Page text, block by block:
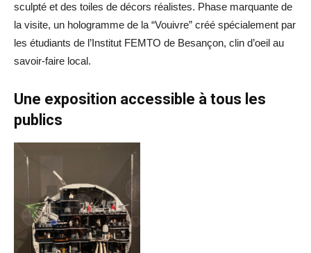
sculpté et des toiles de décors réalistes. Phase marquante de
la visite, un hologramme de la “Vouivre” créé spécialement par
les étudiants de l’Institut FEMTO de Besançon, clin d’oeil au
savoir-faire local.
Une exposition accessible à tous les
publics